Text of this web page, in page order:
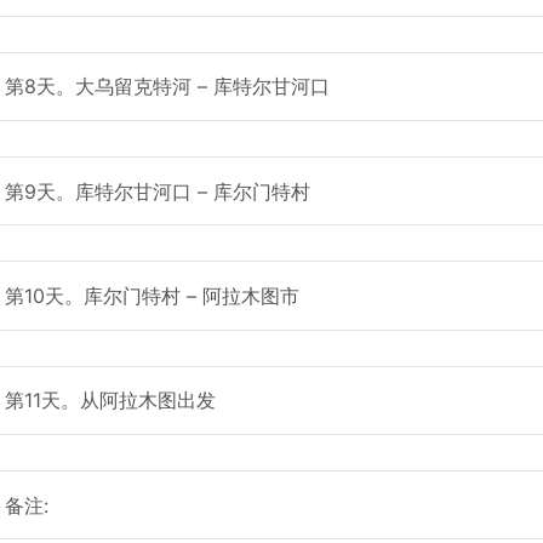
第8天。大乌留克特河 – 库特尔甘河口
第9天。库特尔甘河口 – 库尔门特村
第10天。库尔门特村 – 阿拉木图市
第11天。从阿拉木图出发
备注: